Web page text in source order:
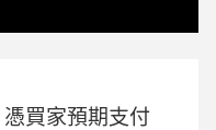
買家預期支付